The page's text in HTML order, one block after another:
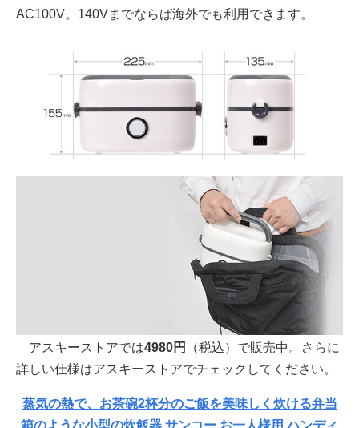
AC100V。140Vまでならば海外でも利用できます。
アスキーストアでは4980円
（税込）で販売中。さらに
詳しい仕様はアスキーストアでチェックしてください。
蒸気の熱で、お茶碗2杯分のご飯を美味しく炊ける弁当